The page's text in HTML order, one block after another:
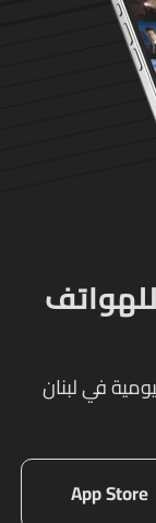
حمل الآن تطبيق LBCI للهواتف
في لبنان
App Store